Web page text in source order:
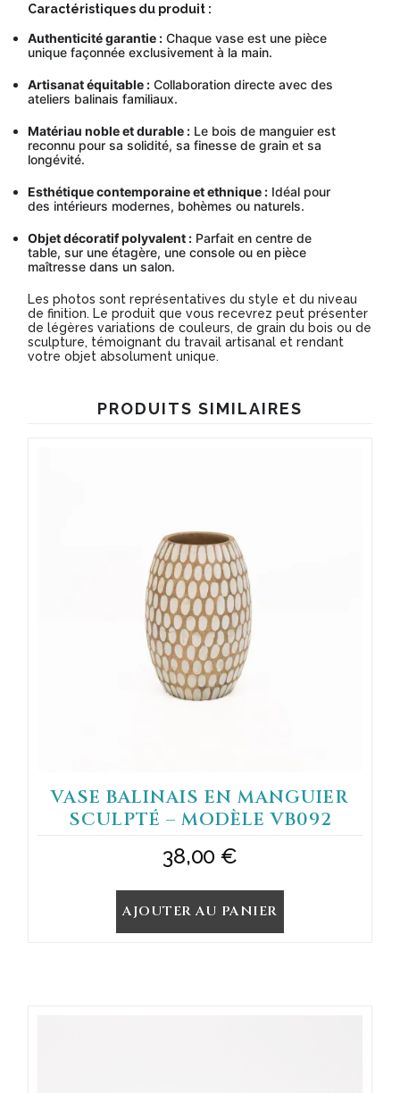
Caractéristiques du produit :
Authenticité garantie : Chaque vase est une pièce
unique façonnée exclusivement à la main.
Artisanat équitable : Collaboration directe avec des
ateliers balinais familiaux.
Matériau noble et durable : Le bois de manguier est
reconnu pour sa solidité, sa finesse de grain et sa
longévité.
Esthétique contemporaine et ethnique : Idéal pour
des intérieurs modernes, bohèmes ou naturels.
Objet décoratif polyvalent : Parfait en centre de
table, sur une étagère, une console ou en pièce
maîtresse dans un salon.
Les photos sont représentatives du style et du niveau
de finition. Le produit que vous recevrez peut présenter
de légères variations de couleurs, de grain du bois ou de
sculpture, témoignant du travail artisanal et rendant
votre objet absolument unique.
PRODUITS SIMILAIRES
VASE BALINAIS EN MANGUIER
SCULPTÉ – MODÈLE VB092
38,00 €
AJOUTER AU PANIER